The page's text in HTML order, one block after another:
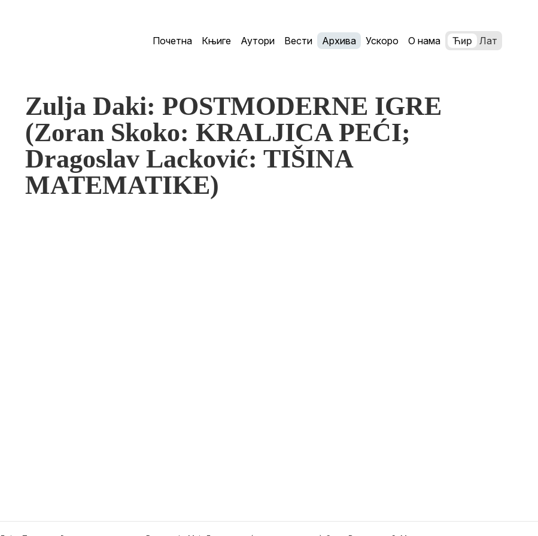
Почетна Књиге Аутори Вести Архива Ускоро О нама Ћир Лат
Zulja Daki: POSTMODERNE IGRE
(Zoran Skoko: KRALJICA PEĆI;
Dragoslav Lacković: TIŠINA
MATEMATIKE)